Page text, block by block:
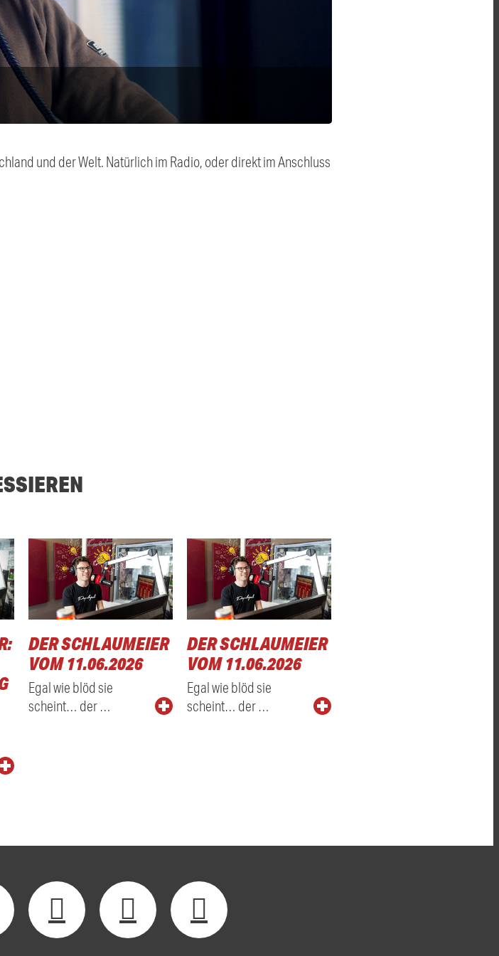
und der Welt. Natürlich im Radio, oder direkt im Anschluss
DER SCHLAUMEIER
VOM 11.06.2026
Egal wie blöd sie
scheint… der …
DER SCHLAUMEIER
VOM 11.06.2026
Egal wie blöd sie
scheint… der …